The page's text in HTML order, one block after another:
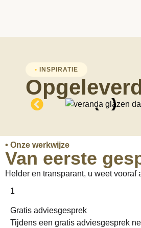
• INSPIRATIE
• Onze werkwijze
Van eerste
Helder en transparant, u weet
1
Gratis adviesgesprek
Tijdens een gratis adviesgesprek